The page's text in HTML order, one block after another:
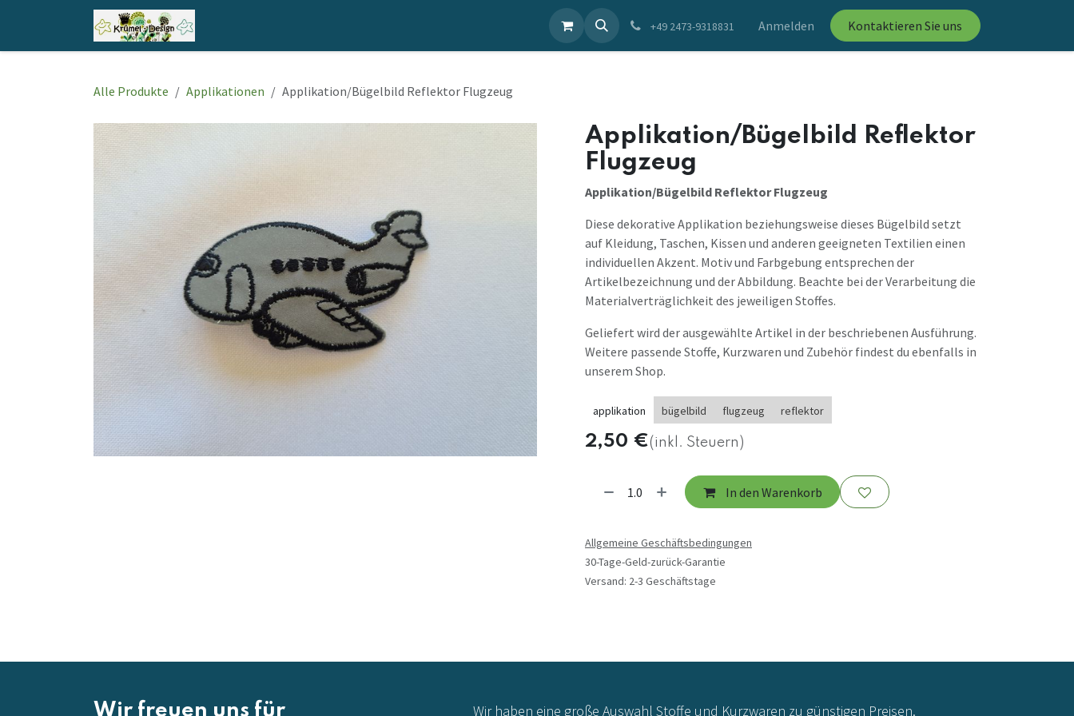
Zum Inhalt springen
+49 2473-9318831 Anmelden Kontaktieren Sie uns
Alle Produkte Applikationen Applikation/Bügelbild Reflektor Flugzeug
Applikation/Bügelbild Reflektor
Flugzeug
Applikation/Bügelbild Reflektor Flugzeug
Diese dekorative Applikation beziehungsweise dieses Bügelbild setzt
auf Kleidung, Taschen, Kissen und anderen geeigneten Textilien einen
individuellen Akzent. Motiv und Farbgebung entsprechen der
Artikelbezeichnung und der Abbildung. Beachte bei der Verarbeitung die
Materialverträglichkeit des jeweiligen Stoffes.
Geliefert wird der ausgewählte Artikel in der beschriebenen Ausführung.
Weitere passende Stoffe, Kurzwaren und Zubehör findest du ebenfalls in
unserem Shop.
applikation bügelbild flugzeug reflektor
2,50 €(inkl. Steuern)
In den Warenkorb
Allgemeine Geschäftsbedingungen
30-Tage-Geld-zurück-Garantie
Versand: 2-3 Geschäftstage
Wir freuen uns für Wir haben eine große Auswahl Stoffe und Kurzwaren zu günstigen Preisen.